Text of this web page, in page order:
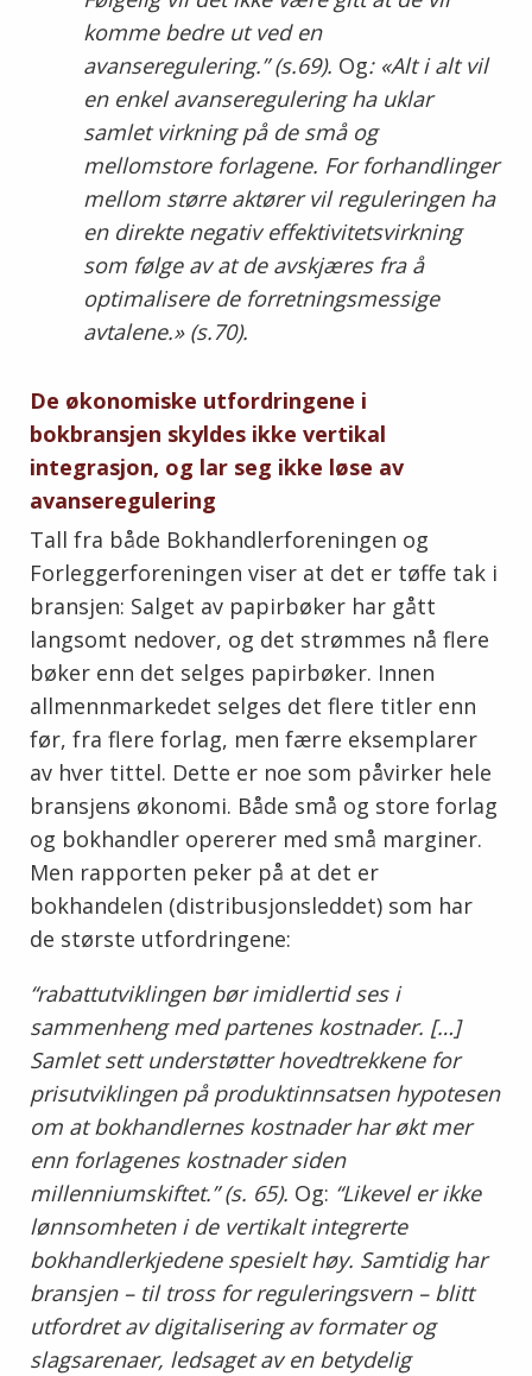
komme bedre ut ved en
avanseregulering.” (s.69). Og: «Alt i alt vil
en enkel avanseregulering ha uklar
samlet virkning på de små og
mellomstore forlagene. For forhandlinger
mellom større aktører vil reguleringen ha
en direkte negativ effektivitetsvirkning
som følge av at de avskjæres fra å
optimalisere de forretningsmessige
avtalene.» (s.70).
De økonomiske utfordringene i
bokbransjen skyldes ikke vertikal
integrasjon, og lar seg ikke løse av
avanseregulering
Tall fra både Bokhandlerforeningen og
Forleggerforeningen viser at det er tøffe tak i
bransjen: Salget av papirbøker har gått
langsomt nedover, og det strømmes nå flere
bøker enn det selges papirbøker. Innen
allmennmarkedet selges det flere titler enn
før, fra flere forlag, men færre eksemplarer
av hver tittel. Dette er noe som påvirker hele
bransjens økonomi. Både små og store forlag
og bokhandler opererer med små marginer.
Men rapporten peker på at det er
bokhandelen (distribusjonsleddet) som har
de største utfordringene:
“rabattutviklingen bør imidlertid ses i
sammenheng med partenes kostnader. […]
Samlet sett understøtter hovedtrekkene for
prisutviklingen på produktinnsatsen hypotesen
om at bokhandlernes kostnader har økt mer
enn forlagenes kostnader siden
millenniumskiftet.” (s. 65). Og: “Likevel er ikke
lønnsomheten i de vertikalt integrerte
bokhandlerkjedene spesielt høy. Samtidig har
bransjen – til tross for reguleringsvern – blitt
utfordret av digitalisering av formater og
slagsarenaer, ledsaget av en betydelig